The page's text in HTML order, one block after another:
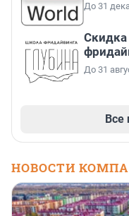
До 31
Скидка
До 31
Все
НОВОСТИ